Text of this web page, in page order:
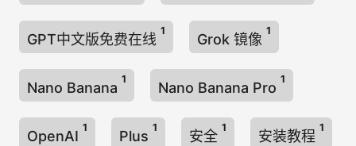
GPT中文版免费在线
1
Grok 镜像
1
Nano Banana
1
Nano Banana Pro
1
OpenAI
1
Plus
1
安全
1
安装教程
1